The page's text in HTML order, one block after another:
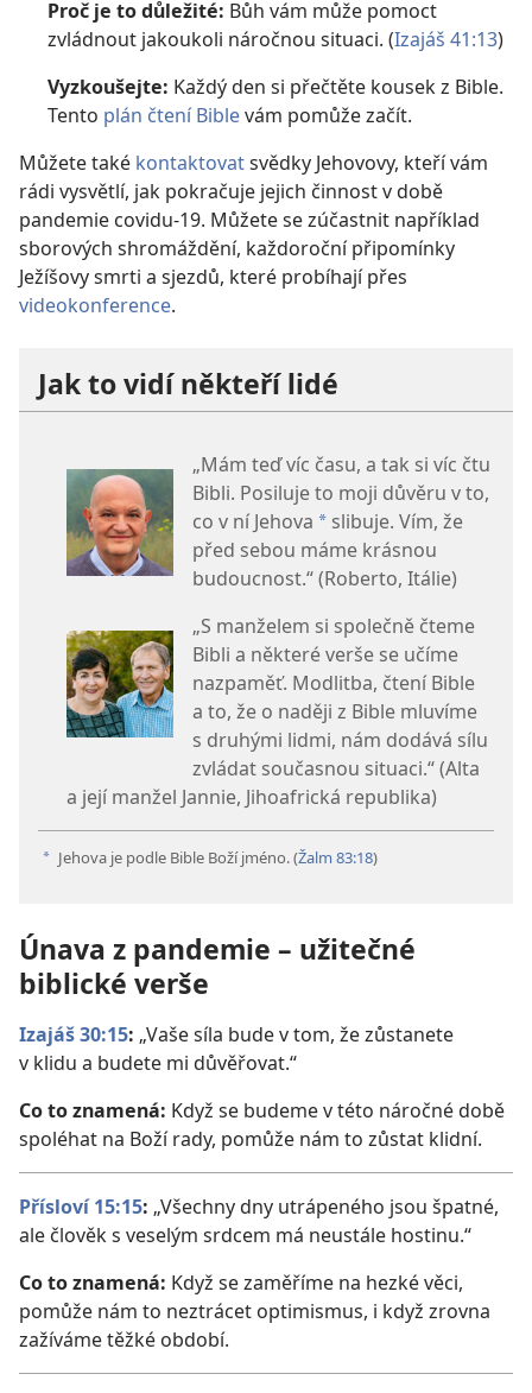
Proč je to důležité: Bůh vám může pomoct
zvládnout jakoukoli náročnou situaci. (Izajáš 41:13)
Vyzkoušejte: Každý den si přečtěte kousek z Bible.
Tento plán čtení Biblevám pomůže začít.
Můžete také kontaktovatsvědky Jehovovy, kteří vám
rádi vysvětlí, jak pokračuje jejich činnost v době
pandemie covidu-19. Můžete se zúčastnit například
sborových shromáždění, každoroční připomínky
Ježíšovy smrti a sjezdů, které probíhají přes
videokonference.
Jak to vidí někteří lidé
„Mám teď víc času, a tak si víc čtu
Bibli. Posiluje to moji důvěru v to,
co v ní Jehova a slibuje. Vím, že
před sebou máme krásnou
budoucnost.“ (Roberto, Itálie)
„S manželem si společně čteme
Bibli a některé verše se učíme
nazpaměť. Modlitba, čtení Bible
a to, že o naději z Bible mluvíme
s druhými lidmi, nám dodává sílu
zvládat současnou situaci.“ (Alta
a její manžel Jannie, Jihoafrická republika)
a Jehova je podle Bible Boží jméno. (Žalm 83:18)
Únava z pandemie – užitečné
biblické verše
Izajáš 30:15: „Vaše síla bude v tom, že zůstanete
v klidu a budete mi důvěřovat.“
Co to znamená: Když se budeme v této náročné době
spoléhat na Boží rady, pomůže nám to zůstat klidní.
Přísloví 15:15: „Všechny dny utrápeného jsou špatné,
ale člověk s veselým srdcem má neustále hostinu.“
Co to znamená: Když se zaměříme na hezké věci,
pomůže nám to neztrácet optimismus, i když zrovna
zažíváme těžké období.